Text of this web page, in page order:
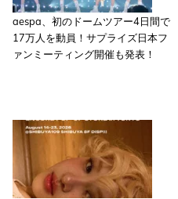
aespa、初のドームツアー4日間で
17万人を動員！サプライズ日本フ
ァンミーティング開催も発表！